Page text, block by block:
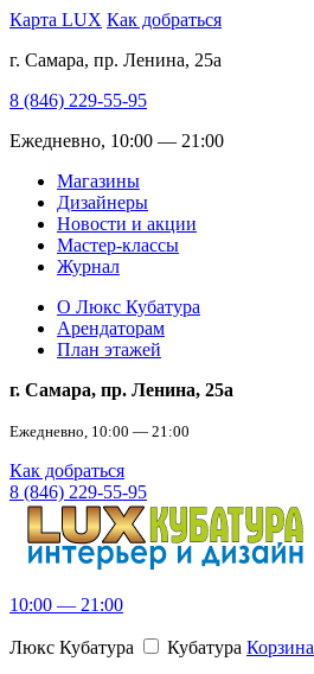
Карта LUX Как добраться
г. Самара, пр. Ленина, 25а
8 (846) 229-55-95
Ежедневно, 10:00 — 21:00
Магазины
Дизайнеры
Новости и акции
Мастер-классы
Журнал
О Люкс Кубатура
Арендаторам
План этажей
г. Самара, пр. Ленина, 25а
Ежедневно, 10:00 — 21:00
Как добраться
8 (846) 229-55-95
10:00 — 21:00
Люкс Кубатура Кубатура Корзина